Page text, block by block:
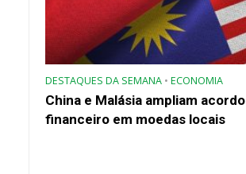
DESTAQUES DA SEMANA • ECONOMIA
China e Malásia ampliam acordo
financeiro em moedas locais